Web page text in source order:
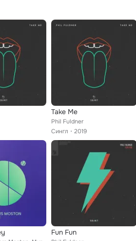
Take Me
Phil Fuldner
Сингл
2019
Fun Fun